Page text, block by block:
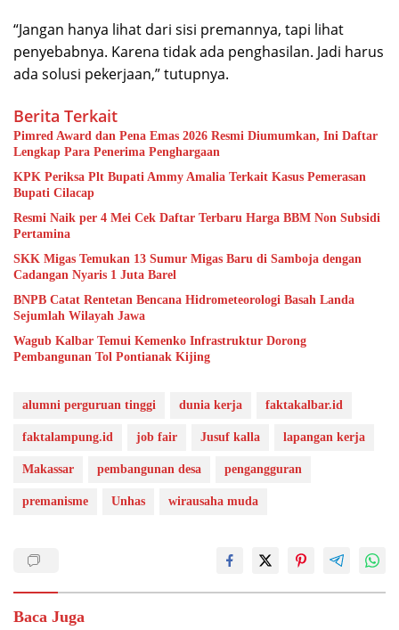
“Jangan hanya lihat dari sisi premannya, tapi lihat
penyebabnya. Karena tidak ada penghasilan. Jadi harus
ada solusi pekerjaan,” tutupnya.
Berita Terkait
Pimred Award dan Pena Emas 2026 Resmi Diumumkan, Ini Daftar
Lengkap Para Penerima Penghargaan
KPK Periksa Plt Bupati Ammy Amalia Terkait Kasus Pemerasan
Bupati Cilacap
Resmi Naik per 4 Mei Cek Daftar Terbaru Harga BBM Non Subsidi
Pertamina
SKK Migas Temukan 13 Sumur Migas Baru di Samboja dengan
Cadangan Nyaris 1 Juta Barel
BNPB Catat Rentetan Bencana Hidrometeorologi Basah Landa
Sejumlah Wilayah Jawa
Wagub Kalbar Temui Kemenko Infrastruktur Dorong
Pembangunan Tol Pontianak Kijing
alumni perguruan tinggi dunia kerja faktakalbar.id
faktalampung.id job fair Jusuf kalla lapangan kerja
Makassar pembangunan desa pengangguran
premanisme Unhas wirausaha muda
Baca Juga